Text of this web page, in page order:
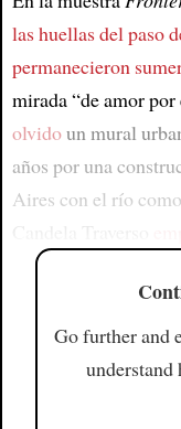
las huellas del paso
permanecieron
mirada “de amor
olvidoun mural
años por una
Aires con el río como
Go further and
understand